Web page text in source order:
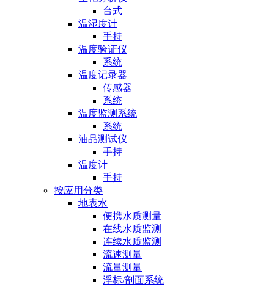
台式
温湿度计
手持
温度验证仪
系统
温度记录器
传感器
系统
温度监测系统
系统
油品测试仪
手持
温度计
手持
按应用分类
地表水
便携水质测量
在线水质监测
连续水质监测
流速测量
流量测量
浮标/剖面系统